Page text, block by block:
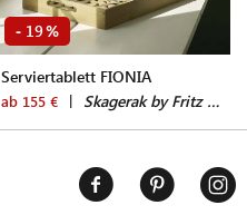
- 19 %
Serviertablett FIONIA
ab 155 € | Skagerak by Fritz Hansen